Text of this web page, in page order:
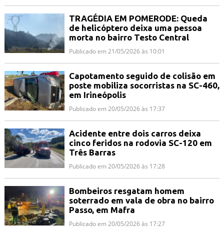
TRAGÉDIA EM POMERODE: Queda
de helicóptero deixa uma pessoa
morta no bairro Testo Central
Publicado em 21/05/2026 às 10:01
Capotamento seguido de colisão em
poste mobiliza socorristas na SC-460,
em Irineópolis
Publicado em 20/05/2026 às 17:37
Acidente entre dois carros deixa
cinco feridos na rodovia SC-120 em
Três Barras
Publicado em 20/05/2026 às 17:28
Bombeiros resgatam homem
soterrado em vala de obra no bairro
Passo, em Mafra
Publicado em 20/05/2026 às 17:27